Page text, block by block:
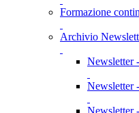
Formazione
Archivio
Newsletter
Newsletter
Newsletter